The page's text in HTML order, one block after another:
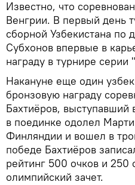
Известно, что
Венгрии. В первый день
сборной Узбекистана по
Субхонов впервые в
награду в турнире
Накануне еще один
бронзовую награду
Бахтиёров, выступавший
в поединке одолел
Финляндии и вошел в
победе Бахтиёров
рейтинг 500 очков и 250
олимпийский зачет.